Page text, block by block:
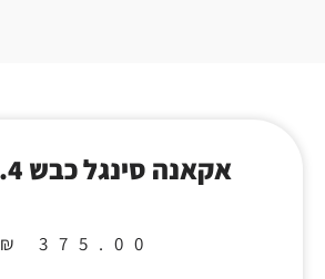
אקאנה סינגל כבש 11.4 ק"ג
₪ 375.00